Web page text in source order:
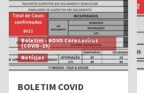
Boletim - NOVO Coronavírus
(COVID-19)
Notícias
BOLETIM COVID